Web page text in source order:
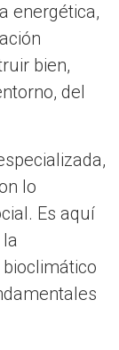
energética,
bien,
del
lo
Es aquí
la